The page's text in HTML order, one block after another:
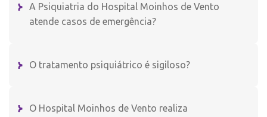
A Psiquiatria do Hospital Moinhos de Vento
atende casos de emergência?
O tratamento psiquiátrico é sigiloso?
O Hospital Moinhos de Vento realiza